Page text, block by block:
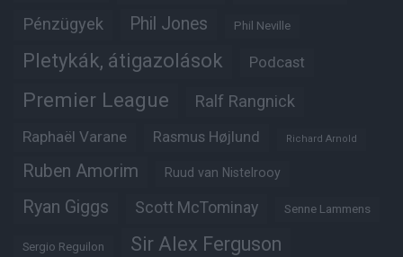
Pénzügyek Phil Jones Phil Neville
Pletykák, átigazolások Podcast
Premier League Ralf Rangnick
Raphaël Varane Rasmus Højlund Richard Arnold
Ruben Amorim Ruud van Nistelrooy
Ryan Giggs Scott McTominay Senne Lammens
Sergio Reguilon Sir Alex Ferguson